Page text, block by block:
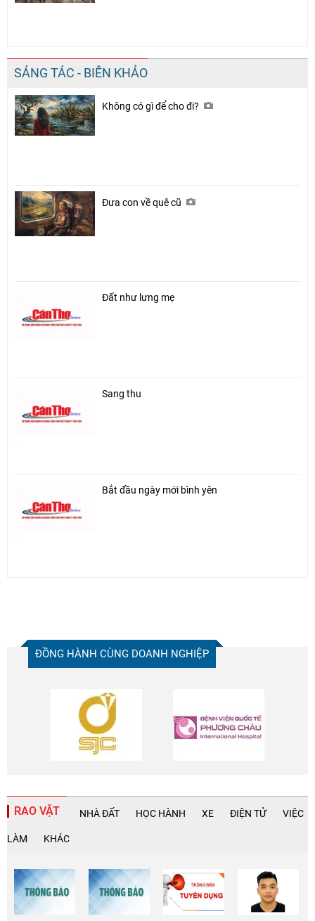
SÁNG TÁC - BIÊN KHẢO
Không có gì để cho đi?
Đưa con về quê cũ
Đất như lưng mẹ
Sang thu
Bắt đầu ngày mới bình yên
ĐỒNG HÀNH CÙNG DOANH NGHIỆP
RAO VẶT NHÀ ĐẤT HỌC HÀNH XE ĐIỆN TỬ VIỆC
LÀM KHÁC